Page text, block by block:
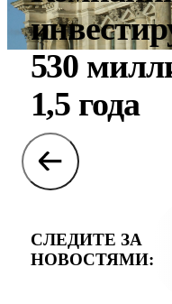
530
1,5 года
СЛЕДИТЕ ЗА
НОВОСТЯМИ: